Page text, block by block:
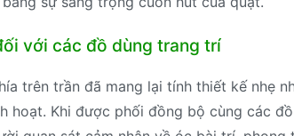
với các đồ dùng trang trí
trên trần đã mang lại tính thiết kế nhẹ
hoạt. Khi được phối đồng bộ cùng các